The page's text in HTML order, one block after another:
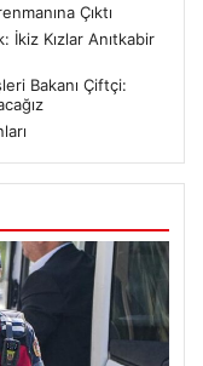
Çıktı
İkiz Kızlar Anıtkabir
Bakanı Çiftçi: